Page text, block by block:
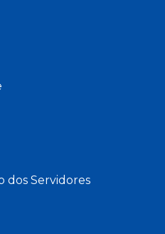
dos Servidores